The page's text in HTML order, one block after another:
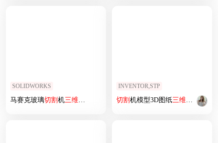
SOLIDWORKS
马赛克玻璃切割机三维模型设计
INVENTOR,STP
切割机模型3D图纸三维模型